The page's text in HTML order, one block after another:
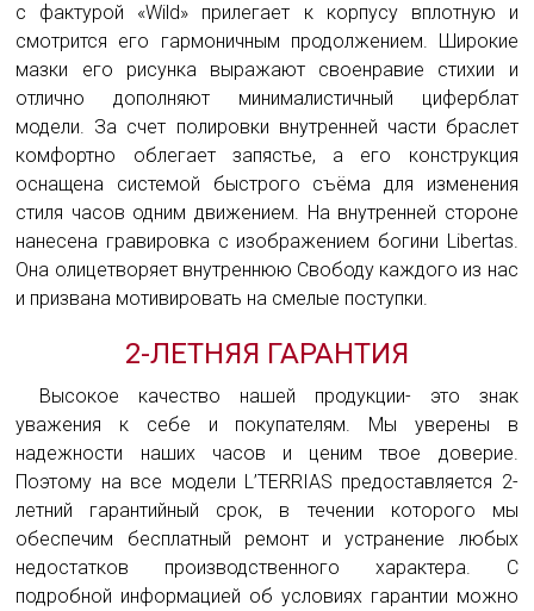
с фактурой «Wild» прилегает к корпусу вплотную и
смотрится его гармоничным продолжением. Широкие
мазки его рисунка выражают своенравие стихии и
отлично дополняют минималистичный циферблат
модели. За счет полировки внутренней части браслет
комфортно облегает запястье, а его конструкция
оснащена системой быстрого съёма для изменения
стиля часов одним движением. На внутренней стороне
нанесена гравировка с изображением богини Libertas.
Она олицетворяет внутреннюю Свободу каждого из нас
и призвана мотивировать на смелые поступки.
2-ЛЕТНЯЯ ГАРАНТИЯ
Высокое качество нашей продукции- это знак
уважения к себе и покупателям. Мы уверены в
надежности наших часов и ценим твое доверие.
Поэтому на все модели L’TERRIAS предоставляется 2-
летний гарантийный срок, в течении которого мы
обеспечим бесплатный ремонт и устранение любых
недостатков производственного характера. С
подробной информацией об условиях гарантии можно